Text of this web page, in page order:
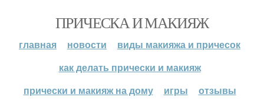
ПРИЧЕСКА И МАКИЯЖ
главная новости
виды макияжа и причесок
как делать прически и макияж
прически и макияж на дому
игры отзывы